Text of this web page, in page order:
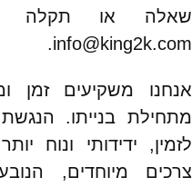
שאלה או תקלה
info@king2k.com.
אנחנו משקיעים
מתחילת בנייתו.
לזמין, ידידותי ונוח
צרכים מיוחדים,